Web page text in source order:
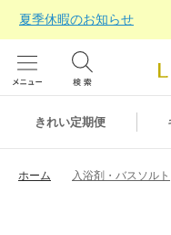
夏季休暇のお知らせ
きれい定期便
ホーム ⼊浴剤・バスソルト